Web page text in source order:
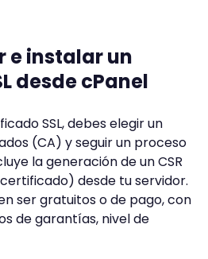
e instalar un
desde cPanel
SSL, debes elegir un
(CA) y seguir un proceso
la generación de un CSR
desde tu servidor.
ser gratuitos o de pago, con
de garantías, nivel de